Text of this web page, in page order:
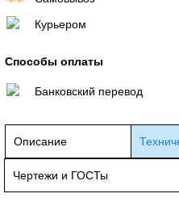
Курьером
Способы оплаты
Банковский перевод
Описание
Чертежи и ГОСТы